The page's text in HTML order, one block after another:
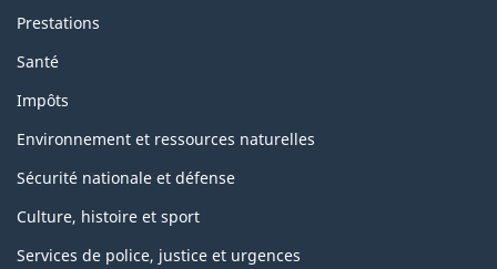
Prestations
Santé
Impôts
Environnement et ressources naturelles
Sécurité nationale et défense
Culture, histoire et sport
Services de police, justice et urgences